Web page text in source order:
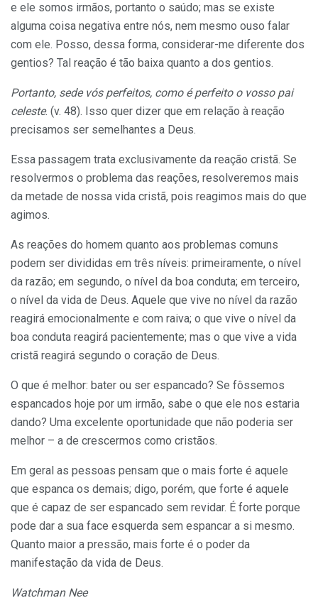
e ele somos irmãos, portanto o saúdo; mas se existe
alguma coisa negativa entre nós, nem mesmo ouso falar
com ele. Posso, dessa forma, considerar-me diferente dos
gentios? Tal reação é tão baixa quanto a dos gentios.
Portanto, sede vós perfeitos, como é perfeito o vosso pai
celeste. (v. 48). Isso quer dizer que em relação à reação
precisamos ser semelhantes a Deus.
Essa passagem trata exclusivamente da reação cristã. Se
resolvermos o problema das reações, resolveremos mais
da metade de nossa vida cristã, pois reagimos mais do que
agimos.
As reações do homem quanto aos problemas comuns
podem ser divididas em três níveis: primeiramente, o nível
da razão; em segundo, o nível da boa conduta; em terceiro,
o nível da vida de Deus. Aquele que vive no nível da razão
reagirá emocionalmente e com raiva; o que vive o nível da
boa conduta reagirá pacientemente; mas o que vive a vida
cristã reagirá segundo o coração de Deus.
O que é melhor: bater ou ser espancado? Se fôssemos
espancados hoje por um irmão, sabe o que ele nos estaria
dando? Uma excelente oportunidade que não poderia ser
melhor – a de crescermos como cristãos.
Em geral as pessoas pensam que o mais forte é aquele
que espanca os demais; digo, porém, que forte é aquele
que é capaz de ser espancado sem revidar. É forte porque
pode dar a sua face esquerda sem espancar a si mesmo.
Quanto maior a pressão, mais forte é o poder da
manifestação da vida de Deus.
Watchman Nee